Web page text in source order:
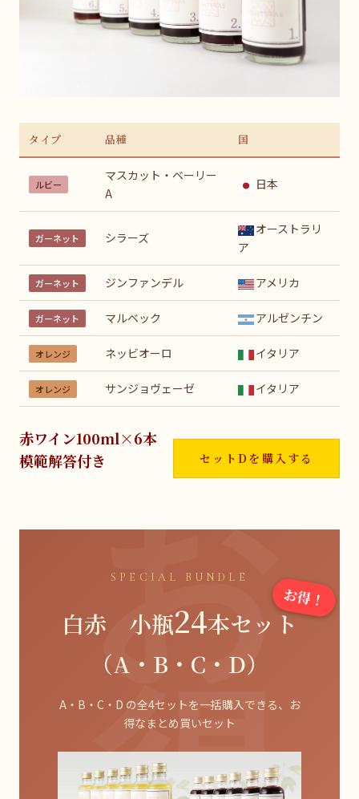
タイプ 品種 国
ルビー
マスカット・ベーリー
A
日本
ガーネット シラーズ
オーストラリ
ア
ガーネット ジンファンデル アメリカ
ガーネット マルベック アルゼンチン
オレンジ ネッビオーロ イタリア
オレンジ サンジョヴェーゼ イタリア
赤ワイン100ml×6本
模範解答付き
セットDを購入する
SPECIAL BUNDLE
白赤 小瓶24本セット
（A・B・C・D）
お得！
A・B・C・D の全4セットを一括購入できる、お
得なまとめ買いセット